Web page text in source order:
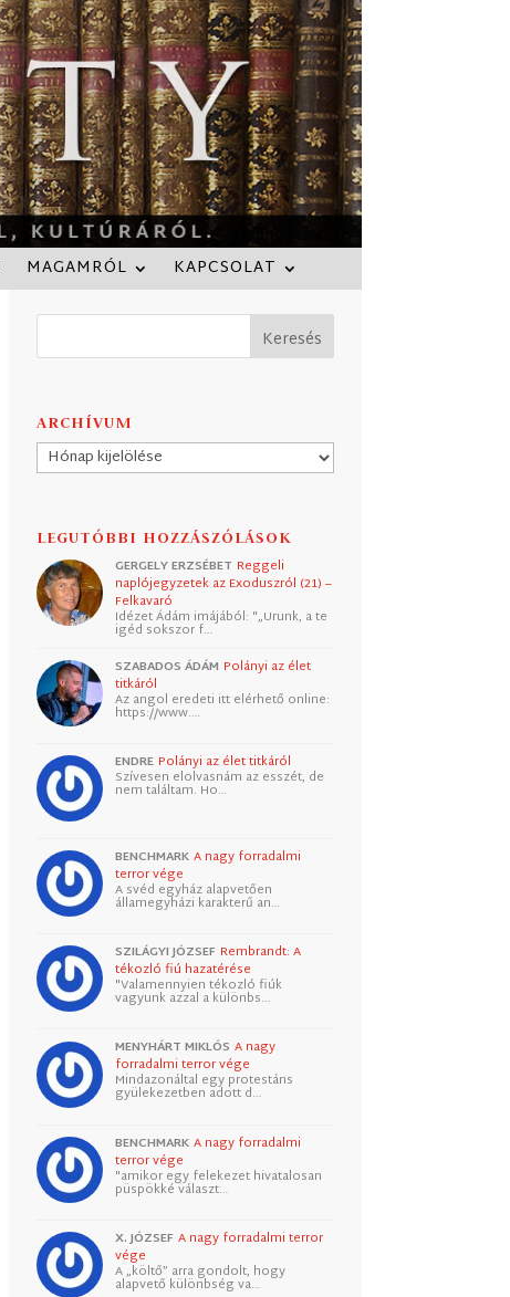
MAGAMRÓL KAPCSOLAT
ARCHÍVUM
Archívum
LEGUTÓBBI HOZZÁSZÓLÁSOK
GERGELY ERZSÉBET Reggeli
naplójegyzetek az Exoduszról (21) –
Felkavaró
Idézet Ádám imájából: "„Urunk, a te
igéd sokszor f…
SZABADOS ÁDÁM Polányi az élet
titkáról
Az angol eredeti itt elérhető online:
https://www.…
ENDRE Polányi az élet titkáról
Szívesen elolvasnám az esszét, de
nem találtam. Ho…
BENCHMARK A nagy forradalmi
terror vége
A svéd egyház alapvetően
államegyházi karakterű an…
SZILÁGYI JÓZSEF Rembrandt: A
tékozló fiú hazatérése
"Valamennyien tékozló fiúk
vagyunk azzal a különbs…
MENYHÁRT MIKLÓS A nagy
forradalmi terror vége
Mindazonáltal egy protestáns
gyülekezetben adott d…
BENCHMARK A nagy forradalmi
terror vége
"amikor egy felekezet hivatalosan
püspökké választ…
X. JÓZSEF A nagy forradalmi terror
vége
A „költő” arra gondolt, hogy
alapvető különbség va…